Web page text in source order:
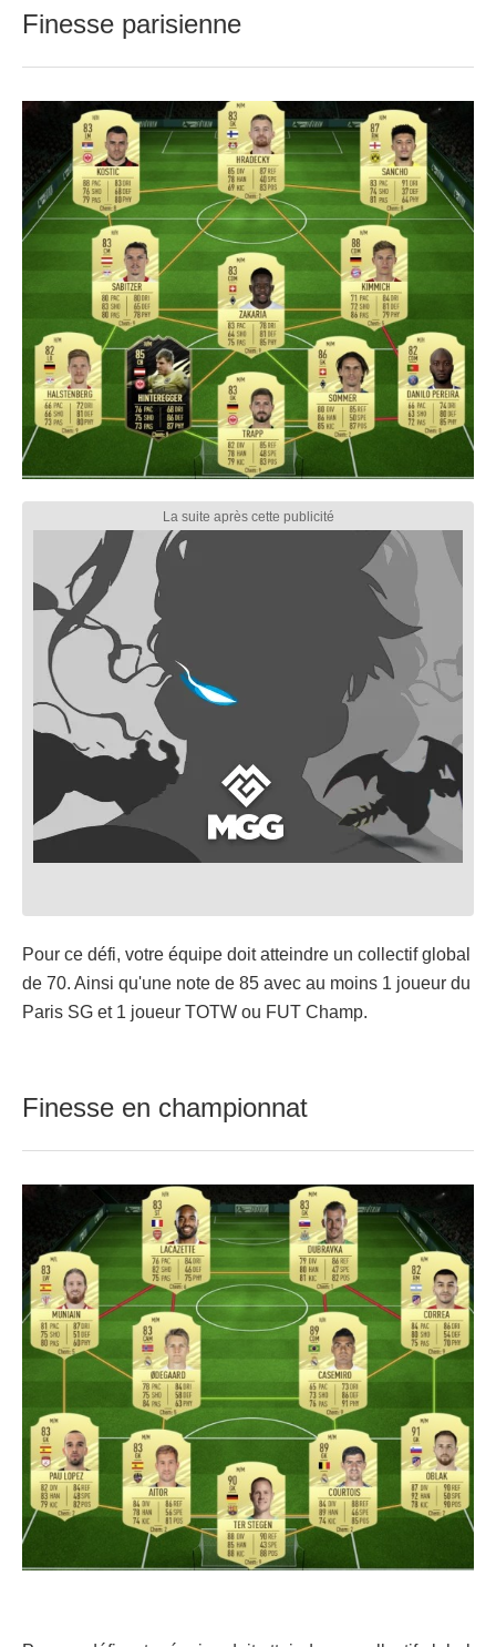
Finesse parisienne
Pour ce défi, votre équipe doit atteindre un collectif global
de 70. Ainsi qu'une note de 85 avec au moins 1 joueur du
Paris SG et 1 joueur TOTW ou FUT Champ.
Finesse en championnat